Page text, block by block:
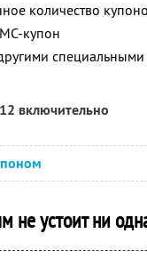
количество
купон
включительно
не устоит ни